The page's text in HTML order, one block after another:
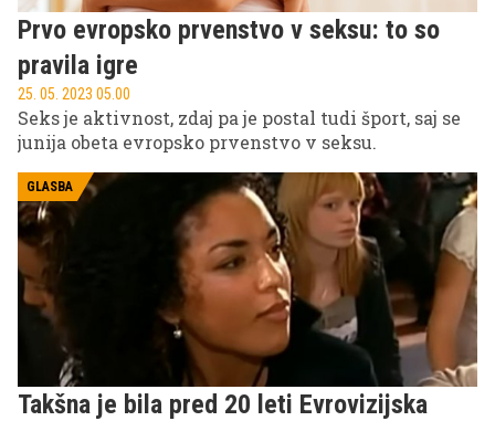
Prvo evropsko prvenstvo v seksu: to so
pravila igre
25. 05. 2023 05.00
Seks je aktivnost, zdaj pa je postal tudi šport, saj se
junija obeta evropsko prvenstvo v seksu.
GLASBA
Takšna je bila pred 20 leti Evrovizijska